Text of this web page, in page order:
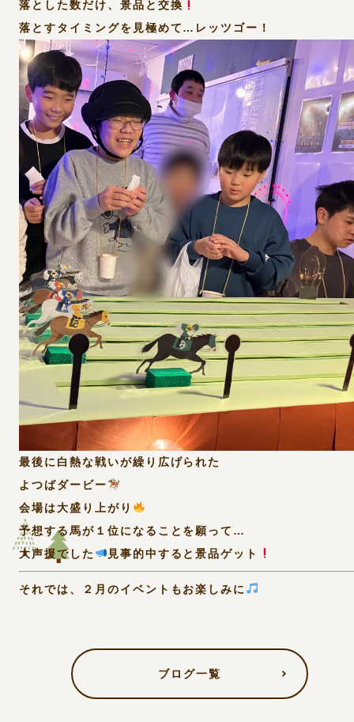
落とした数だけ、景品と交換
落とすタイミングを見極めて…レッツゴー！
最後に白熱な戦いが繰り広げられた
よつばダービー
会場は大盛り上がり
予想する馬が１位になることを願って…
大声援でした
見事的中すると景品ゲット
それでは、２月のイベントもお楽しみに
ブログ一覧